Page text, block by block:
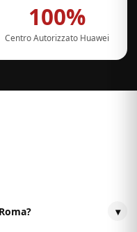
100%
Centro Autorizzato Huawei
▾